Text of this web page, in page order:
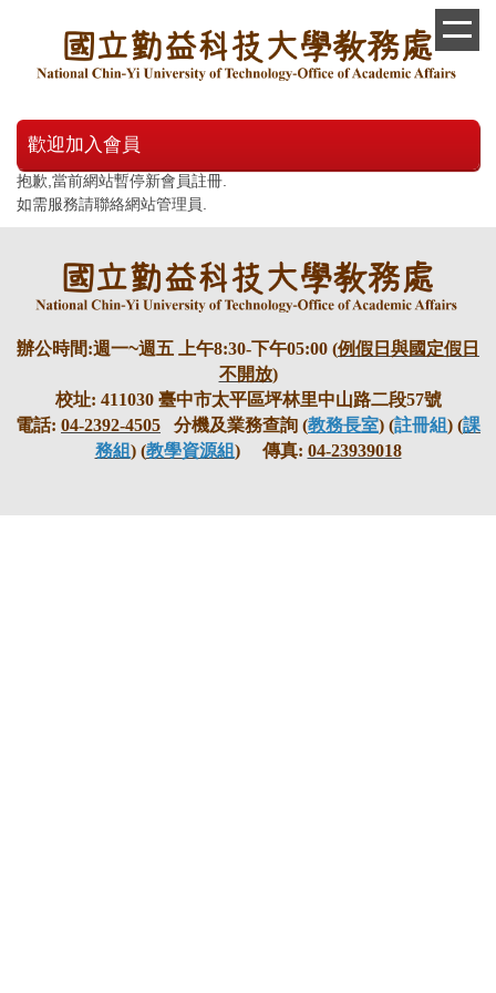
歡迎加入會員
抱歉,當前網站暫停新會員註冊.
如需服務請聯絡網站管理員.
辦公時間:週一~週五 上午8:30-下午05:00 (例假日與國定假日
不開放)
校址: 411030 臺中市太平區坪林里中山路二段57號
電話: 04-2392-4505 分機及業務查詢 (教務長室) (註冊組) (課
務組) (教學資源組)傳真: 04-23939018